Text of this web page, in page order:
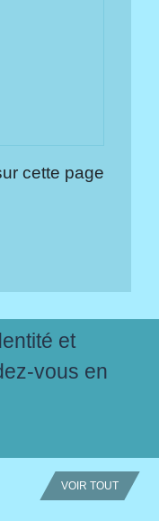
cette page
et
vous en
VOIR TOUT